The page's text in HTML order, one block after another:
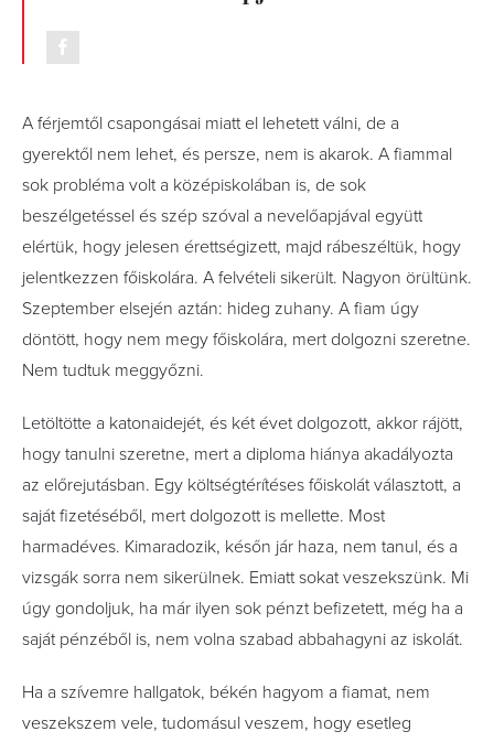
A férjemtől csapongásai miatt el lehetett válni, de a
gyerektől nem lehet, és persze, nem is akarok. A fiammal
sok probléma volt a középiskolában is, de sok
beszélgetéssel és szép szóval a nevelőapjával együtt
elértük, hogy jelesen érettségizett, majd rábeszéltük, hogy
jelentkezzen főiskolára. A felvételi sikerült. Nagyon örültünk.
Szeptember elsején aztán: hideg zuhany. A fiam úgy
döntött, hogy nem megy főiskolára, mert dolgozni szeretne.
Nem tudtuk meggyőzni.
Letöltötte a katonaidejét, és két évet dolgozott, akkor rájött,
hogy tanulni szeretne, mert a diploma hiánya akadályozta
az előrejutásban. Egy költségtérítéses főiskolát választott, a
saját fizetéséből, mert dolgozott is mellette. Most
harmadéves. Kimaradozik, későn jár haza, nem tanul, és a
vizsgák sorra nem sikerülnek. Emiatt sokat veszekszünk. Mi
úgy gondoljuk, ha már ilyen sok pénzt befizetett, még ha a
saját pénzéből is, nem volna szabad abbahagyni az iskolát.
Ha a szívemre hallgatok, békén hagyom a fiamat, nem
veszekszem vele, tudomásul veszem, hogy esetleg